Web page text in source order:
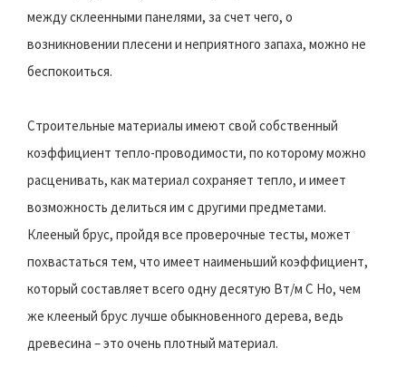
между склеенными панелями, за счет чего, о
возникновении плесени и неприятного запаха, можно не
беспокоиться.
Строительные материалы имеют свой собственный
коэффициент тепло-проводимости, по которому можно
расценивать, как материал сохраняет тепло, и имеет
возможность делиться им с другими предметами.
Клееный брус, пройдя все проверочные тесты, может
похвастаться тем, что имеет наименьший коэффициент,
который составляет всего одну десятую Вт/м С Но, чем
же клееный брус лучше обыкновенного дерева, ведь
древесина – это очень плотный материал.